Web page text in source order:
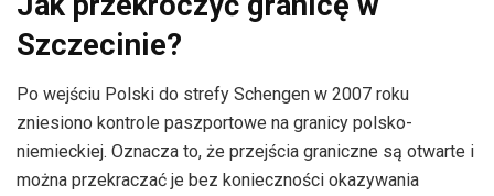
Szczecinie?
Po wejściu Polski do strefy Schengen w 2007 roku
zniesiono kontrole paszportowe na granicy polsko-
niemieckiej. Oznacza to, że przejścia graniczne są otwarte i
można przekraczać je bez konieczności okazywania